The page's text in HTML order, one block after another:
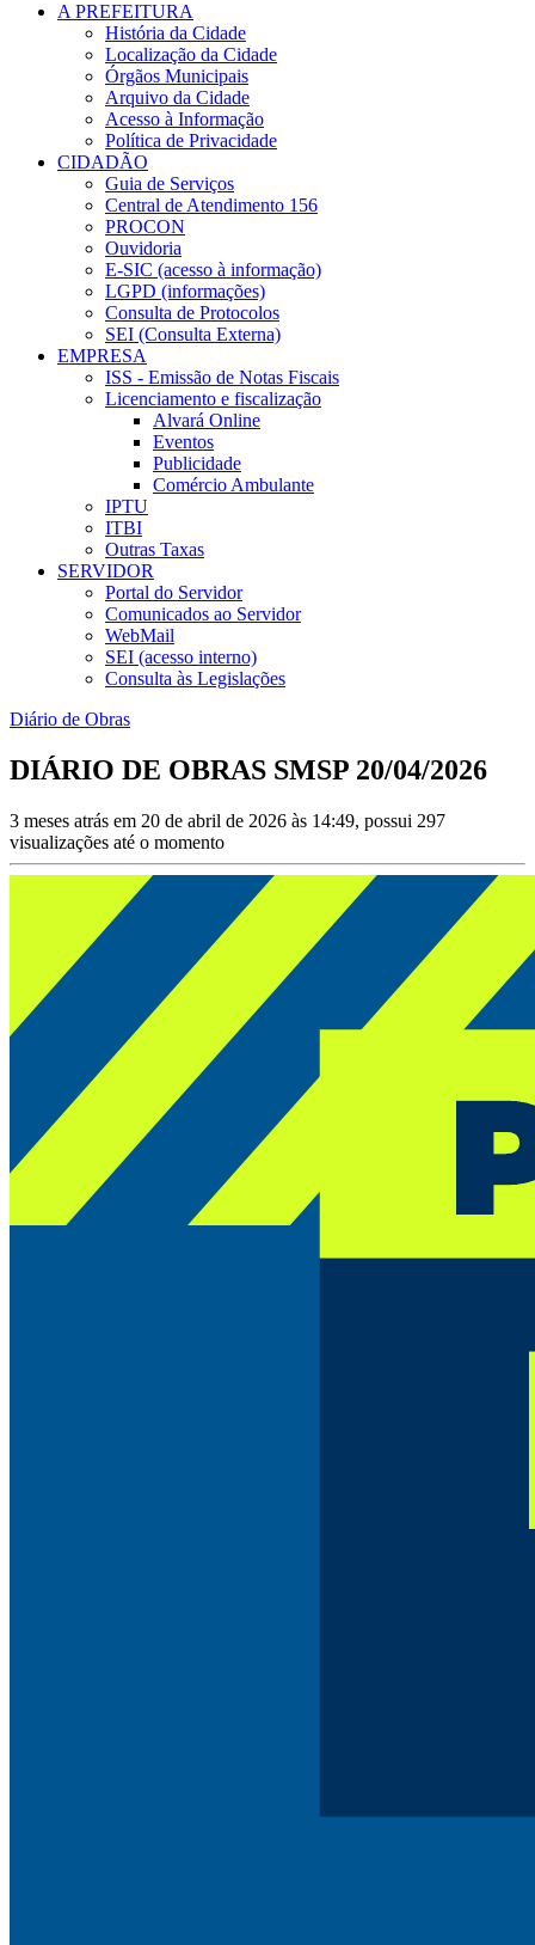
A PREFEITURA
História da Cidade
Localização da Cidade
Órgãos Municipais
Arquivo da Cidade
Acesso à Informação
Política de Privacidade
CIDADÃO
Guia de Serviços
Central de Atendimento 156
PROCON
Ouvidoria
E-SIC (acesso à informação)
LGPD (informações)
Consulta de Protocolos
SEI (Consulta Externa)
EMPRESA
ISS - Emissão de Notas Fiscais
Licenciamento e fiscalização
Alvará Online
Eventos
Publicidade
Comércio Ambulante
IPTU
ITBI
Outras Taxas
SERVIDOR
Portal do Servidor
Comunicados ao Servidor
WebMail
SEI (acesso interno)
Consulta às Legislações
Diário de Obras
DIÁRIO DE OBRAS SMSP 20/04/2026
3 meses atrás em 20 de abril de 2026 às 14:49, possui 297
visualizações até o momento